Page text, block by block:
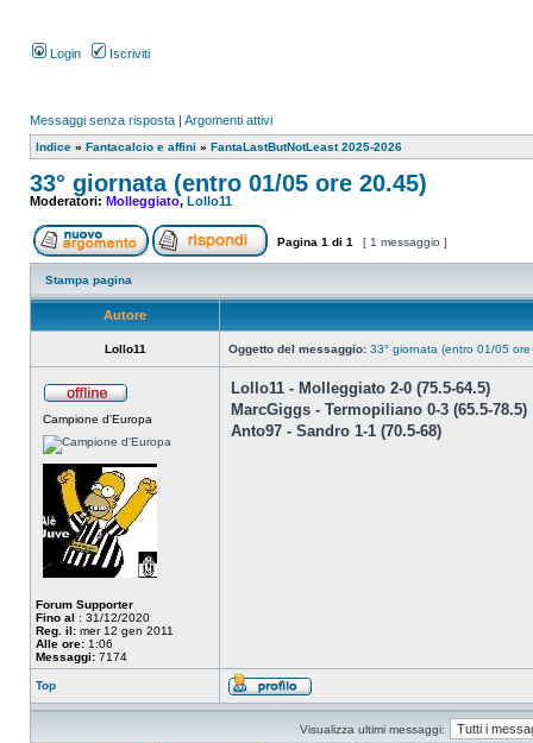
Login Iscriviti
Messaggi senza risposta | Argomenti attivi
Indice » Fantacalcio e affini » FantaLastButNotLeast 2025-2026
33° giornata (entro 01/05 ore 20.45)
Moderatori: Molleggiato, Lollo11
Pagina 1 di 1 [ 1 messaggio ]
Stampa pagina
Autore
Lollo11 Oggetto del messaggio: 33° giornata (entro 01/05
Campione d'Europa
Forum Supporter
Fino al : 31/12/2020
Reg. il: mer 12 gen 2011
Alle ore: 1:06
Messaggi: 7174
Lollo11 - Molleggiato 2-0 (75.5-64.5)
MarcGiggs - Termopiliano 0-3 (65.5-78.5)
Anto97 - Sandro 1-1 (70.5-68)
Top
Visualizza ultimi messaggi: